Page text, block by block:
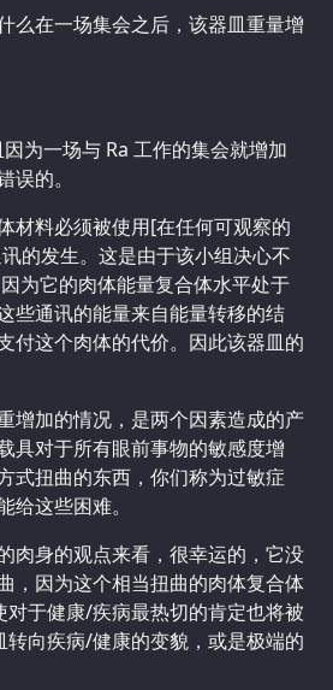
么在一场集会之后，该器皿重量增
为一场与 Ra 工作的集会就增加
误的。
材料必须被使用[在任何可观察的
的发生。这是由于该小组决心不
为它的肉体能量复合体水平处于
些通讯的能量来自能量转移的结
付这个肉体的代价。因此该器皿的
增加的情况，是两个因素造成的产
具对于所有眼前事物的敏感度增
式扭曲的东西，你们称为过敏症
给这些困难。
肉身的观点来看，很幸运的，它没
，因为这个相当扭曲的肉体复合体
对于健康/疾病最热切的肯定也将被
转向疾病/健康的变貌，或是极端的